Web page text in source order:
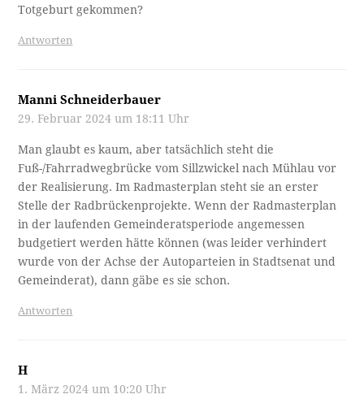
Totgeburt gekommen?
Antworten
Manni Schneiderbauer
29. Februar 2024 um 18:11 Uhr
Man glaubt es kaum, aber tatsächlich steht die
Fuß-/Fahrradwegbrücke vom Sillzwickel nach Mühlau vor
der Realisierung. Im Radmasterplan steht sie an erster
Stelle der Radbrückenprojekte. Wenn der Radmasterplan
in der laufenden Gemeinderatsperiode angemessen
budgetiert werden hätte können (was leider verhindert
wurde von der Achse der Autoparteien in Stadtsenat und
Gemeinderat), dann gäbe es sie schon.
Antworten
H
1. März 2024 um 10:20 Uhr